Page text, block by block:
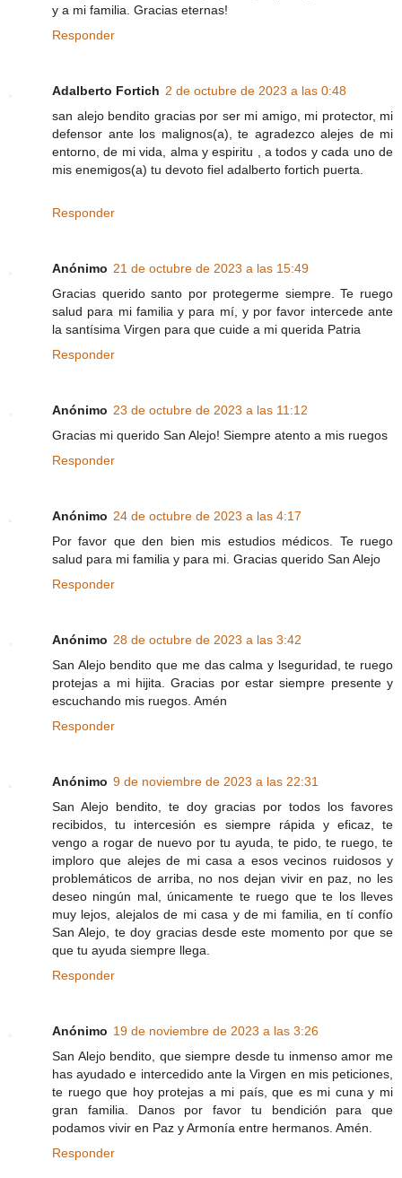
y a mi familia. Gracias eternas!
Responder
Adalberto Fortich 2 de octubre de 2023 a las 0:48
san alejo bendito gracias por ser mi amigo, mi protector, mi
defensor ante los malignos(a), te agradezco alejes de mi
entorno, de mi vida, alma y espiritu , a todos y cada uno de
mis enemigos(a) tu devoto fiel adalberto fortich puerta.
Responder
Anónimo 21 de octubre de 2023 a las 15:49
Gracias querido santo por protegerme siempre. Te ruego
salud para mi familia y para mí, y por favor intercede ante
la santísima Virgen para que cuide a mi querida Patria
Responder
Anónimo 23 de octubre de 2023 a las 11:12
Gracias mi querido San Alejo! Siempre atento a mis ruegos
Responder
Anónimo 24 de octubre de 2023 a las 4:17
Por favor que den bien mis estudios médicos. Te ruego
salud para mi familia y para mi. Gracias querido San Alejo
Responder
Anónimo 28 de octubre de 2023 a las 3:42
San Alejo bendito que me das calma y lseguridad, te ruego
protejas a mi hijita. Gracias por estar siempre presente y
escuchando mis ruegos. Amén
Responder
Anónimo 9 de noviembre de 2023 a las 22:31
San Alejo bendito, te doy gracias por todos los favores
recibidos, tu intercesión es siempre rápida y eficaz, te
vengo a rogar de nuevo por tu ayuda, te pido, te ruego, te
imploro que alejes de mi casa a esos vecinos ruidosos y
problemáticos de arriba, no nos dejan vivir en paz, no les
deseo ningún mal, únicamente te ruego que te los lleves
muy lejos, alejalos de mi casa y de mi familia, en tí confío
San Alejo, te doy gracias desde este momento por que se
que tu ayuda siempre llega.
Responder
Anónimo 19 de noviembre de 2023 a las 3:26
San Alejo bendito, que siempre desde tu inmenso amor me
has ayudado e intercedido ante la Virgen en mis peticiones,
te ruego que hoy protejas a mi país, que es mi cuna y mi
gran familia. Danos por favor tu bendición para que
podamos vivir en Paz y Armonía entre hermanos. Amén.
Responder